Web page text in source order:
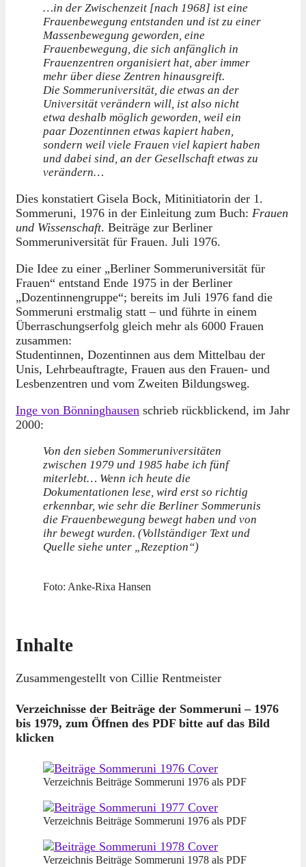
…in der Zwischenzeit [nach 1968] ist eine
Frauenbewegung entstanden und ist zu einer
Massenbewegung geworden, eine
Frauenbewegung, die sich anfänglich in
Frauenzentren organisiert hat, aber immer
mehr über diese Zentren hinausgreift.
Die Sommeruniversität, die etwas an der
Universität verändern will, ist also nicht
etwa deshalb möglich geworden, weil ein
paar Dozentinnen etwas kapiert haben,
sondern weil viele Frauen viel kapiert haben
und dabei sind, an der Gesellschaft etwas zu
verändern…
Dies konstatiert Gisela Bock, Mitinitiatorin der 1.
Sommeruni, 1976 in der Einleitung zum Buch: Frauen
und Wissenschaft. Beiträge zur Berliner
Sommeruniversität für Frauen. Juli 1976.
Die Idee zu einer „Berliner Sommeruniversität für
Frauen“ entstand Ende 1975 in der Berliner
„Dozentinnengruppe“; bereits im Juli 1976 fand die
Sommeruni erstmalig statt – und führte in einem
Überraschungserfolg gleich mehr als 6000 Frauen
zusammen:
Studentinnen, Dozentinnen aus dem Mittelbau der
Unis, Lehrbeauftragte, Frauen aus den Frauen- und
Lesbenzentren und vom Zweiten Bildungsweg.
Inge von Bönninghausen schrieb rückblickend, im Jahr
2000:
Von den sieben Sommeruniversitäten
zwischen 1979 und 1985 habe ich fünf
miterlebt… Wenn ich heute die
Dokumentationen lese, wird erst so richtig
erkennbar, wie sehr die Berliner Sommerunis
die Frauenbewegung bewegt haben und von
ihr bewegt wurden. (Vollständiger Text und
Quelle siehe unter „Rezeption“)
Foto: Anke-Rixa Hansen
Inhalte
Zusammengestellt von Cillie Rentmeister
Verzeichnisse der Beiträge der Sommeruni – 1976
bis 1979, zum Öffnen des PDF bitte auf das Bild
klicken
Verzeichnis Beiträge Sommeruni 1976 als PDF
Verzeichnis Beiträge Sommeruni 1976 als PDF
Verzeichnis Beiträge Sommeruni 1978 als PDF